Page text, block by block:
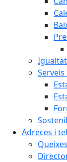
Igualtat
Adreces i